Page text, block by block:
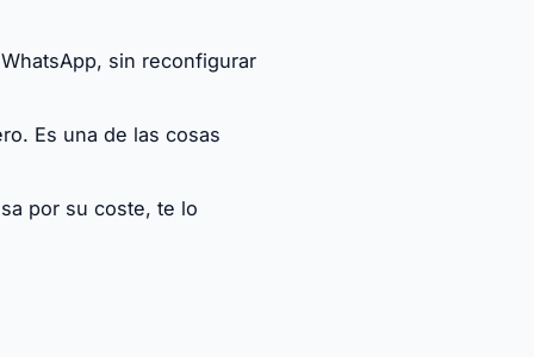
sin reconfigurar
Es una de las cosas
por su coste, te lo